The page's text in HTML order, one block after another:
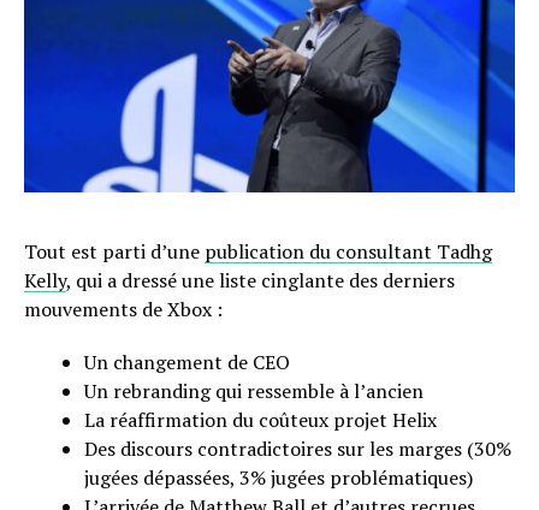
Tout est parti d’une publication du consultant Tadhg
Kelly, qui a dressé une liste cinglante des derniers
mouvements de Xbox :
Un changement de CEO
Un rebranding qui ressemble à l’ancien
La réaffirmation du coûteux projet Helix
Des discours contradictoires sur les marges (30%
jugées dépassées, 3% jugées problématiques)